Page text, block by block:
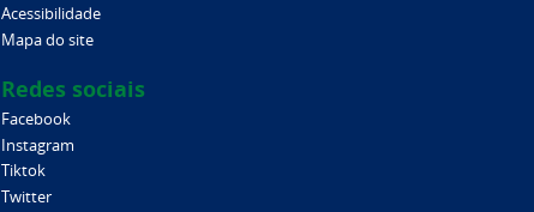
Acessibilidade
Mapa do site
Redes sociais
Facebook
Instagram
Tiktok
Twitter